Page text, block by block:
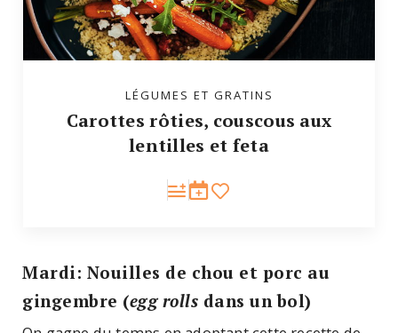
LÉGUMES ET GRATINS
Carottes rôties, couscous aux
lentilles et feta
Mardi: Nouilles de chou et porc au
gingembre (egg rolls dans un bol)